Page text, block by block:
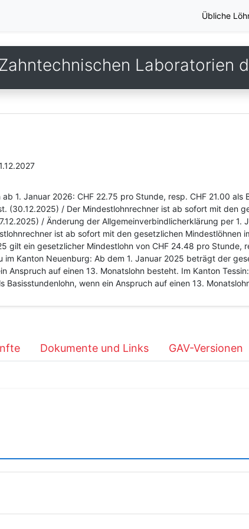
Übliche
Laboratorien
1. Januar 2026: CHF 22.75 pro Stunde, resp. CHF 21.00 als
(30.12.2025) / Der Mindestlohnrechner ist ab sofort mit den
/ Änderung der Allgemeinverbindlicherklärung per 1.
ist ab sofort mit den gesetzlichen Mindestlöhnen
gilt ein gesetzlicher Mindestlohn von CHF 24.48 pro Stunde,
Kanton Neuenburg: Ab dem 1. Januar 2025 beträgt der
Anspruch auf einen 13. Monatslohn besteht. Im Kanton
Basisstundenlohn, wenn ein Anspruch auf einen 13.
Dokumente und Links GAV-Versionen